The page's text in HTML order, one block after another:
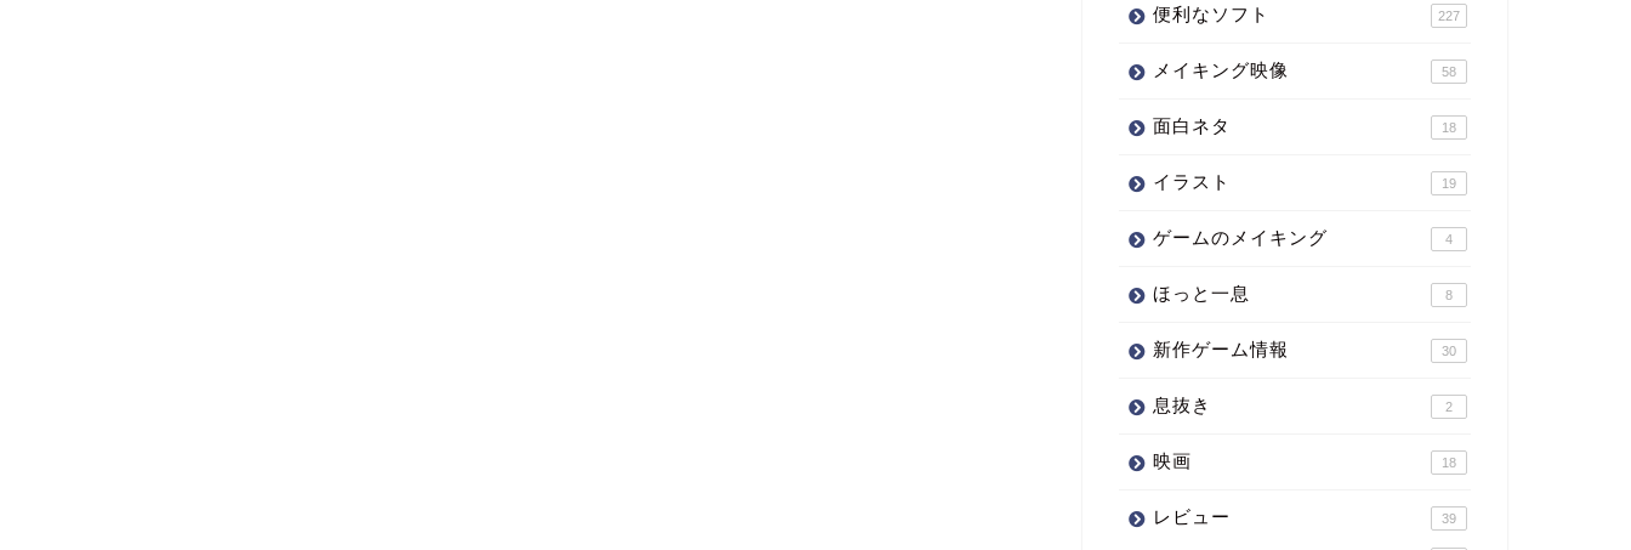
便利なソフト 227
メイキング映像 58
面白ネタ 18
イラスト 19
ゲームのメイキング 4
ほっと一息 8
新作ゲーム情報 30
息抜き 2
映画 18
レビュー 39